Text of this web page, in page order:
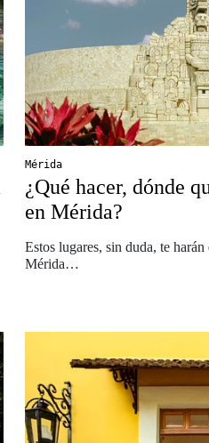
Mérida
¿Qué hacer, dónde
en Mérida?
Estos lugares, sin duda, te
Mérida…